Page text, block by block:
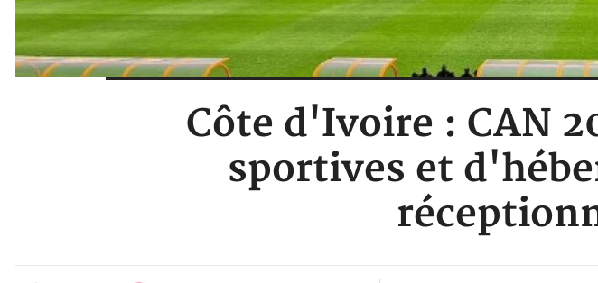
Côte d'Ivoire : CAN
sportives et